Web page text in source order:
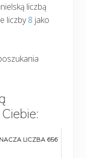
liczbą
liczby8 jako
LICZBA 656